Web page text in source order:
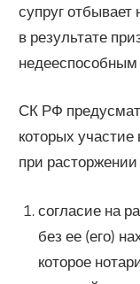
супруг отбывает
в результате
СК РФ
которых участие
при
согласие на
без ее (его)
которое